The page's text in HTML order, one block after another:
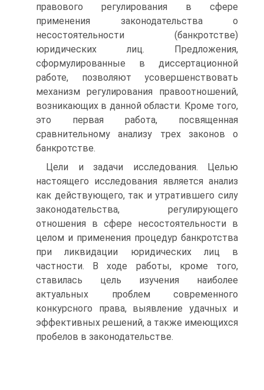
правового регулирования в сфере
применения законодательства о
несостоятельности (банкротстве)
юридических лиц. Предложения,
сформулированные в диссертационной
работе, позволяют усовершенствовать
механизм регулирования правоотношений,
возникающих в данной области. Кроме того,
это первая работа, посвященная
сравнительному анализу трех законов о
банкротстве.
Цели и задачи исследования. Целью
настоящего исследования является анализ
как действующего, так и утратившего силу
законодательства, регулирующего
отношения в сфере несостоятельности в
целом и применения процедур банкротства
при ликвидации юридических лиц в
частности. В ходе работы, кроме того,
ставилась цель изучения наиболее
актуальных проблем современного
конкурсного права, выявление удачных и
эффективных решений, а также имеющихся
пробелов в законодательстве.